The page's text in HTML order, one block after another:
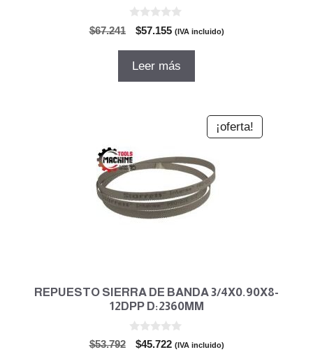
$67.241
El
original
$57.155El
actual
(IVA incluido)
Leer más
¡oferta!
REPUESTO SIERRA DE BANDA 3/4X0.90X8-
12DPP D:2360MM
$53.792
El
$45.722El(IVA incluido)